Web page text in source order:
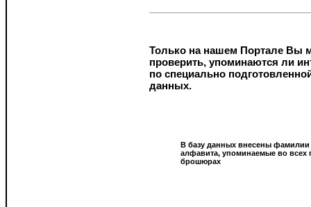
Только на нашем Портале Вы
проверить, упоминаются ли
по специально
данных.
В базу данных внесены фамилии
алфавита, упоминаемые во
брошюрах